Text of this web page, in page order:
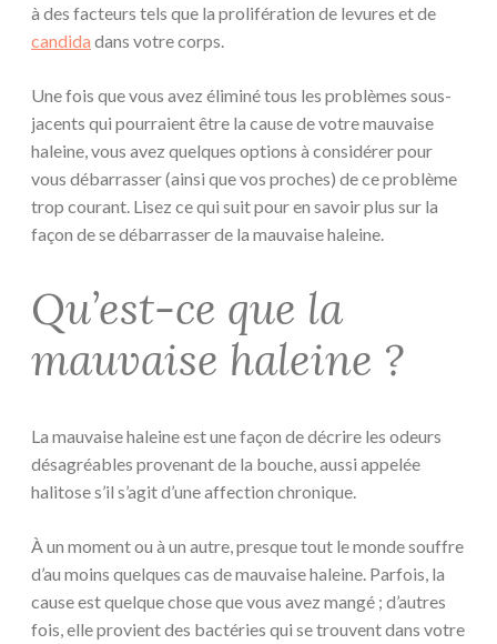
à des facteurs tels que la prolifération de levures et de
candida dans votre corps.
Une fois que vous avez éliminé tous les problèmes sous-
jacents qui pourraient être la cause de votre mauvaise
haleine, vous avez quelques options à considérer pour
vous débarrasser (ainsi que vos proches) de ce problème
trop courant. Lisez ce qui suit pour en savoir plus sur la
façon de se débarrasser de la mauvaise haleine.
Qu’est-ce que la
mauvaise haleine ?
La mauvaise haleine est une façon de décrire les odeurs
désagréables provenant de la bouche, aussi appelée
halitose s’il s’agit d’une affection chronique.
À un moment ou à un autre, presque tout le monde souffre
d’au moins quelques cas de mauvaise haleine. Parfois, la
cause est quelque chose que vous avez mangé ; d’autres
fois, elle provient des bactéries qui se trouvent dans votre